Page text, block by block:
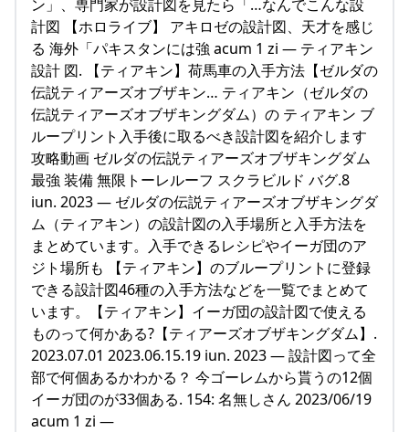
ン」、専門家が設計図を見たら「…なんでこんな設
計図 【ホロライブ】 アキロゼの設計図、天才を感じ
る 海外「パキスタンには強 acum 1 zi — ティアキン
設計 図. 【ティアキン】荷馬車の入手方法【ゼルダの
伝説ティアーズオブザキン… ティアキン（ゼルダの
伝説ティアーズオブザキングダム）の ティアキン ブ
ループリント入手後に取るべき設計図を紹介します
攻略動画 ゼルダの伝説ティアーズオブザキングダム
最強 装備 無限トーレルーフ スクラビルド バグ.8
iun. 2023 — ゼルダの伝説ティアーズオブザキングダ
ム（ティアキン）の設計図の入手場所と入手方法を
まとめています。入手できるレシピやイーガ団のア
ジト場所も 【ティアキン】のブループリントに登録
できる設計図46種の入手方法などを一覧でまとめて
います。【ティアキン】イーガ団の設計図で使える
ものって何かある?【ティアーズオブザキングダム】.
2023.07.01 2023.06.15.19 iun. 2023 — 設計図って全
部で何個あるかわかる？ 今ゴーレムから貰うの12個
イーガ団のが33個ある. 154: 名無しさん 2023/06/19
acum 1 zi —